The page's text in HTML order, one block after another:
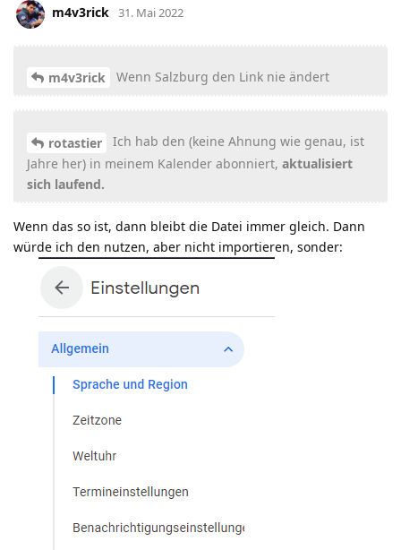
m4v3rick 31. Mai 2022
m4v3rick Wenn Salzburg den Link nie ändert
rotastier
Ich hab den (keine Ahnung wie genau, ist
Jahre her) in meinem Kalender abonniert, aktualisiert
sich laufend.
Wenn das so ist, dann bleibt die Datei immer gleich. Dann
würde ich den nutzen, aber nicht importieren, sonder: